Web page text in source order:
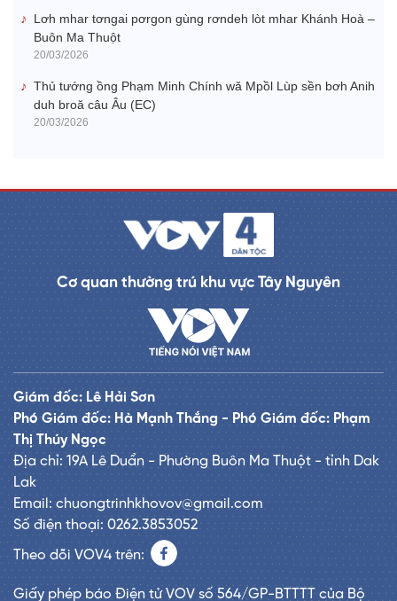
Lơh mhar tơngai pơrgon gùng rơndeh lòt mhar Khánh Hoà –
Buôn Ma Thuột
20/03/2026
Thủ tướng ồng Phạm Minh Chính wă Mpồl Lùp sền bơh Anih
duh broă câu Âu (EC)
20/03/2026
Cơ quan thường trú khu vực Tây Nguyên
Giám đốc: Lê Hải Sơn
Phó Giám đốc: Hà Mạnh Thắng - Phó Giám đốc: Phạm
Thị Thúy Ngọc
Địa chỉ: 19A Lê Duẩn - Phường Buôn Ma Thuột - tỉnh Dak
Lak
Email: chuongtrinhkhovov@gmail.com
Số điện thoại: 0262.3853052
Theo dõi VOV4 trên:
Giấy phép báo Điện tử VOV số 564/GP-BTTTT của Bộ